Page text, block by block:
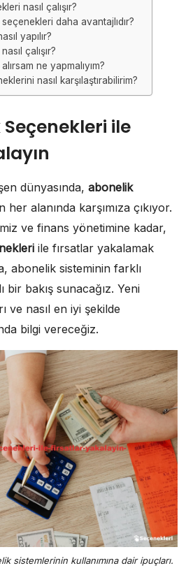
nasıl çalışır?
daha avantajlıdır?
yapılır?
çalışır?
ne yapmalıyım?
nasıl karşılaştırabilirim?
ile
dünyasında, abonelik
her alanında karşımıza çıkıyor.
ve finans yönetimine kadar,
ile fırsatlar yakalamak
abonelik sisteminin farklı
bir bakış sunacağız. Yeni
ve nasıl en iyi şekilde
bilgi vereceğiz.
sistemlerinin kullanımına dair ipuçları.